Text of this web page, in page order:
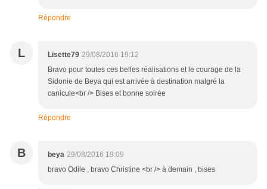
Répondre
L Lisette79 29/08/2016 19:12
Bravo pour toutes ces belles réalisations et le courage de la
Sidonie de Beya qui est arrivée à destination malgré la
canicule<br /> Bises et bonne soirée
Répondre
B beya 29/08/2016 19:09
bravo Odile , bravo Christine <br /> à demain , bises